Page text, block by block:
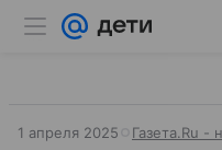
1 апреля 2025 Газета.Ru -